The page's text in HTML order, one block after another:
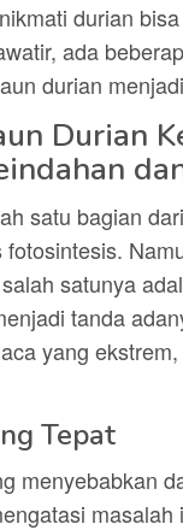
durian
ada
durian
Durian
satu bagian
satunya
tanda
yang
Tepat
menyebabkan